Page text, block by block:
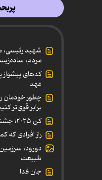
شهید رئیسی،
مردم،
کدهای
عهد
برابر قوی‌تر
کن ۲۰۲۵؛ جشنواره‌ای علیه خانواده
راز افرادی که
دورود،
طبیعت
جان فدا